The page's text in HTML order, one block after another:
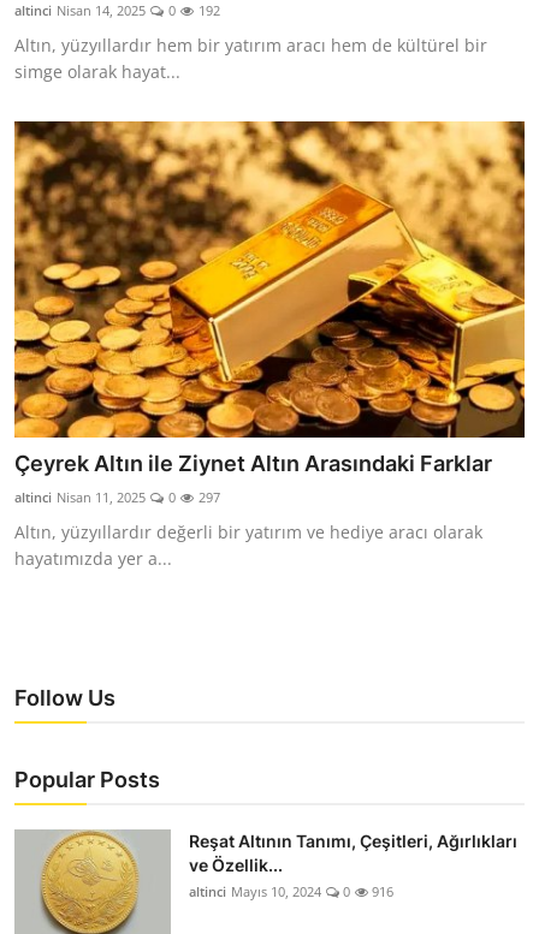
YARIM ALTIN
TAM ALTIN
DİĞER ALTINLAR
altinci Nisan 14, 2025 0 192
Altın, yüzyıllardır hem bir yatırım aracı hem de kültürel bir
simge olarak hayat...
Çeyrek Altın ile Ziynet Altın Arasındaki Farklar
altinci Nisan 11, 2025 0 297
Altın, yüzyıllardır değerli bir yatırım ve hediye aracı olarak
hayatımızda yer a...
Follow Us
Popular Posts
Reşat Altının Tanımı, Çeşitleri, Ağırlıkları
ve Özellik...
altinci Mayıs 10, 2024 0 916